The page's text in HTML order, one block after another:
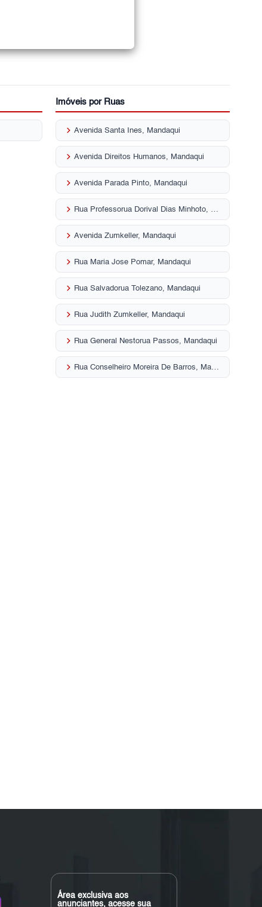
Imóveis por Ruas
keyboard_arrow_right Avenida Santa Ines, Mandaqui
keyboard_arrow_right Avenida Direitos Humanos, Mandaqui
keyboard_arrow_right Avenida Parada Pinto, Mandaqui
keyboard_arrow_right Rua Professorua Dorival Dias Minhoto, Mandaqui
keyboard_arrow_right Avenida Zumkeller, Mandaqui
keyboard_arrow_right Rua Maria Jose Pomar, Mandaqui
keyboard_arrow_right Rua Salvadorua Tolezano, Mandaqui
keyboard_arrow_right Rua Judith Zumkeller, Mandaqui
keyboard_arrow_right Rua General Nestorua Passos, Mandaqui
keyboard_arrow_right Rua Conselheiro Moreira De Barros, Mandaqui
Área exclusiva aos
anunciantes, acesse sua